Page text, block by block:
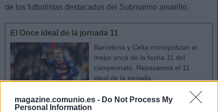
magazine.comunio.es - Do Not Process My
Personal Information
de los futbolistas destacados del Submarino amarillo.
El Once ideal de la jornada 11
Barcelona y Celta monopolizan el
mejor once de la fecha 11 del
campeonato. Repasamos el 11
ideal de la jornada.